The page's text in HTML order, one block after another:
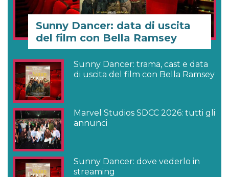
Sunny Dancer: data di uscita
del film con Bella Ramsey
Sunny Dancer: trama, cast e data
di uscita del film con Bella Ramsey
Marvel Studios SDCC 2026: tutti gli
annunci
Sunny Dancer: dove vederlo in
streaming